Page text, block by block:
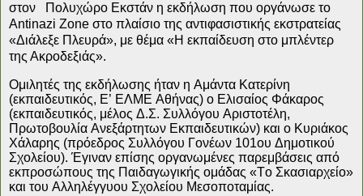
στον
Πολυχώρο Εκστάν η εκδήλωση που οργάνωσε το
Antinazi Zone στο πλαίσιο της αντιφασιστικής εκστρατείας
«Διάλεξε Πλευρά», με θέμα «Η εκπαίδευση στο μπλέντερ
της Ακροδεξιάς».
Ομιλητές της εκδήλωσης ήταν η Αμάντα Κατερίνη
(εκπαιδευτικός, Ε’ ΕΛΜΕ Αθήνας) ο Ελισαίος Φάκαρος
(εκπαιδευτικός, μέλος Δ.Σ. Συλλόγου Αριστοτέλη,
Πρωτοβουλία Ανεξάρτητων Εκπαιδευτικών) και ο Κυριάκος
Χάλαρης (πρόεδρος Συλλόγου Γονέων 101ου Δημοτικού
Σχολείου). Έγιναν επίσης οργανωμένες παρεμβάσεις από
εκπροσώπους της Παιδαγωγικής ομάδας «Το Σκασιαρχείο»
και του Αλληλέγγυου Σχολείου Μεσοποταμίας.